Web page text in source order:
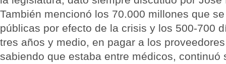
También mencionó los 70.000 millones que
públicas por efecto de la crisis y los 500-700
tres años y medio, en pagar a los
sabiendo que estaba entre médicos, continuó